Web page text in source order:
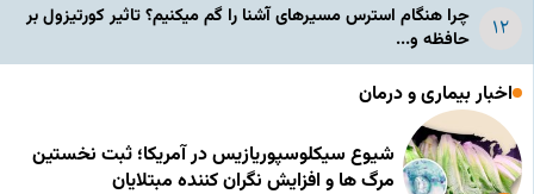
چرا هنگام استرس مسیرهای آشنا را گم میکنیم؟ تاثیر کورتیزول بر
حافظه و...
اخبار بیماری و درمان
شیوع سیکلوسپوریازیس در آمریکا؛ ثبت نخستین
مرگ ها و افزایش نگران کننده مبتلایان